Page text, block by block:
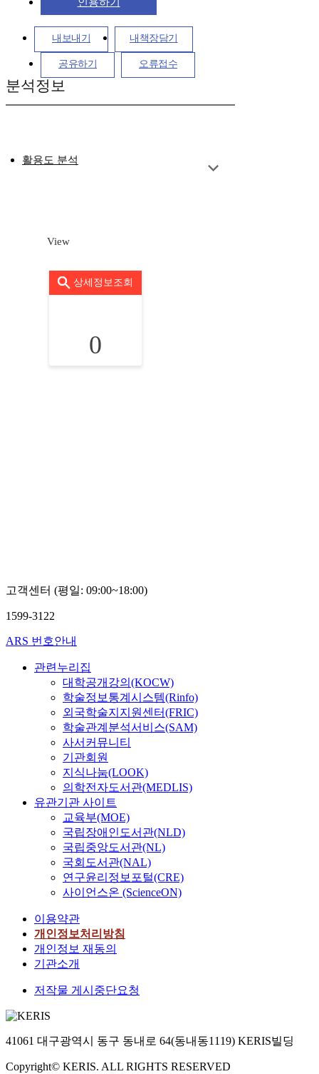
인용하기
내보내기 내책장담기
공유하기 오류접수
분석정보
활용도 분석
View
상세정보조회
0
고객센터 (평일: 09:00~18:00)
1599-3122
ARS 번호안내
관련누리집
대학공개강의(KOCW)
학술정보통계시스템(Rinfo)
외국학술지지원센터(FRIC)
학술관계분석서비스(SAM)
사서커뮤니티
기관회원
지식나눔(LOOK)
의학전자도서관(MEDLIS)
유관기관 사이트
교육부(MOE)
국립장애인도서관(NLD)
국립중앙도서관(NL)
국회도서관(NAL)
연구윤리정보포털(CRE)
사이언스온 (ScienceON)
이용약관
개인정보처리방침
개인정보 재동의
기관소개
저작물 게시중단요청
41061 대구광역시 동구 동내로 64(동내동1119) KERIS빌딩
Copyright© KERIS. ALL RIGHTS RESERVED